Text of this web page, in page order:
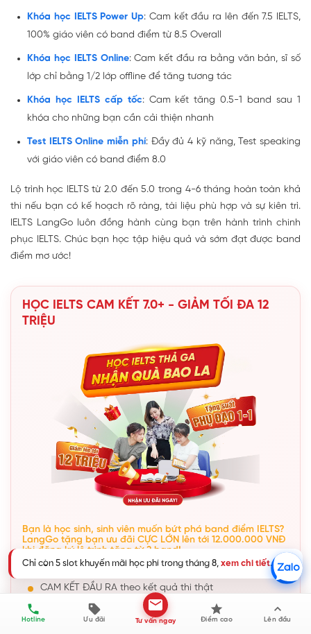
Khóa học IELTS Power Up: Cam kết đầu ra lên đến 7.5 IELTS,
100% giáo viên có band điểm từ 8.5 Overall
Khóa học IELTS Online: Cam kết đầu ra bằng văn bản, sĩ số
lớp chỉ bằng 1/2 lớp offline để tăng tương tác
Khóa học IELTS cấp tốc: Cam kết tăng 0.5-1 band sau 1
khóa cho những bạn cần cải thiện nhanh
Test IELTS Online miễn phí: Đầy đủ 4 kỹ năng, Test speaking
với giáo viên có band điểm 8.0
Lộ trình học IELTS từ 2.0 đến 5.0 trong 4-6 tháng hoàn toàn khả
thi nếu bạn có kế hoạch rõ ràng, tài liệu phù hợp và sự kiên trì.
IELTS LangGo luôn đồng hành cùng bạn trên hành trình chinh
phục IELTS. Chúc bạn học tập hiệu quả và sớm đạt được band
điểm mơ ước!
HỌC IELTS CAM KẾT 7.0+ - GIẢM TỐI ĐA 12
TRIỆU
Bạn là học sinh, sinh viên muốn bứt phá band điểm IELTS?
LangGo tặng bạn ưu đãi CỰC LỚN lên tới 12.000.000 VNĐ
khi đăng ký lộ trình tăng từ 2 band!
Khóa học IELTS tại LangGo đảm bảo đầu ra lên đến 7.0+:
CAM KẾT ĐẦU RA theo kết quả thi thật
Học bổ trợ 1:1 với giảng viên đứng lớp
4 buổi bổ trợ Speaking/tháng
Hotline Ưu đãi Tư vấn ngay Điểm cao Lên đầu
Chỉ còn 5 slot khuyến mãi học phí trong tháng 8,xem chi tiết.